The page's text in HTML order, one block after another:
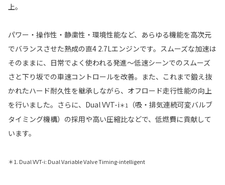
上。
パワー・操作性・静粛性・環境性能など、あらゆる機能を高次元
でバランスさせた熟成の直4 2.7Lエンジンです。スムーズな加速は
そのままに、日常でよく使われる発進〜低速シーンでのスムーズ
さと下り坂での車速コントロールを改善。また、これまで鍛え抜
かれたハード耐久性を継承しながら、オフロード走行性能の向上
を行いました。さらに、Dual VVT-i＊1
（吸・排気連続可変バルブ
タイミング機構）の採用や高い圧縮比などで、低燃費に貢献して
います。
＊1. Dual VVT-i: Dual Variable Valve Timing-intelligent